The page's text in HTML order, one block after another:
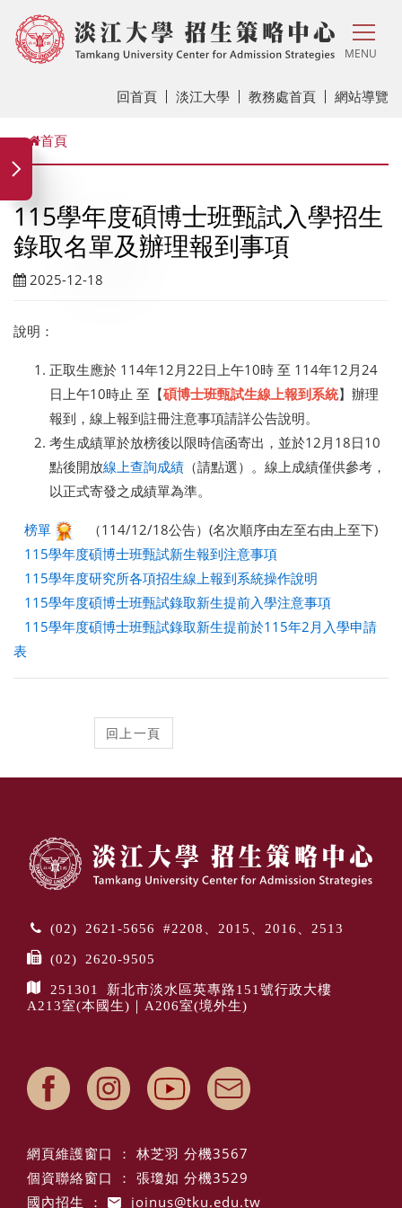
MENU
回首頁 淡江大學 教務處首頁 網站導覽
首頁
115學年度碩博士班甄試入學招生
錄取名單及辦理報到事項
2025-12-18
說明：
正取生應於 114年12月22日上午10時 至 114年12月24
日上午10時止 至【碩博士班甄試生線上報到系統】辦理
報到，線上報到註冊注意事項請詳公告說明。
考生成績單於放榜後以限時信函寄出，並於12月18日10
點後開放線上查詢成績 （請點選）。線上成績僅供參考，
以正式寄發之成績單為準。
榜單
（114/12/18公告）(名次順序由左至右由上至下)
115學年度碩博士班甄試新生報到注意事項
115學年度研究所各項招生線上報到系統操作說明
115學年度碩博士班甄試錄取新生提前入學注意事項
115學年度碩博士班甄試錄取新生提前於115年2月入學申請
表
(02) 2621-5656 #2208、2015、2016、2513
(02) 2620-9505
251301 新北市淡水區英專路151號行政大樓
A213室(本國生)｜A206室(境外生)
網頁維護窗口 ： 林芝羽 分機3567
個資聯絡窗口 ： 張瓊如 分機3529
國內招生 ：
joinus@tku.edu.tw